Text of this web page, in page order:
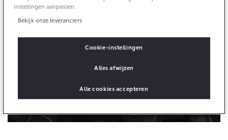
BATTERIJ-ELEKTRISCH
Vanaf € 39.995,-
BATTERIJ-ELEKTRISCH
Vanaf € 48.995,-
ergonomische bediening uitgerust aankomt.
instellingen aanpassen.
Bekijk onze leveranciers
Cookie-instellingen
Alles afwijzen
Alle cookies accepteren